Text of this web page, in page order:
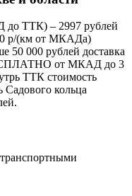
до ТТК) – 2997 рублей
р/(км от МКАДа)
50 000 рублей доставка
от МКАД до 3
ТТК стоимость
Садового кольца